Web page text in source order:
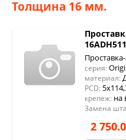
Толщина 16 мм.
серия:
материал:
PCD:
крепеж: на
Замена
2